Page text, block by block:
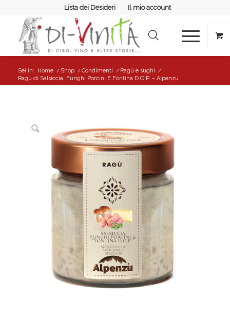
Lista dei Desideri Il mio account
Sei in: Home / Shop / Condimenti / Ragù e sughi /
Ragù di Salsiccia, Funghi Porcini E Fontina D.O.P. – Alpenzu